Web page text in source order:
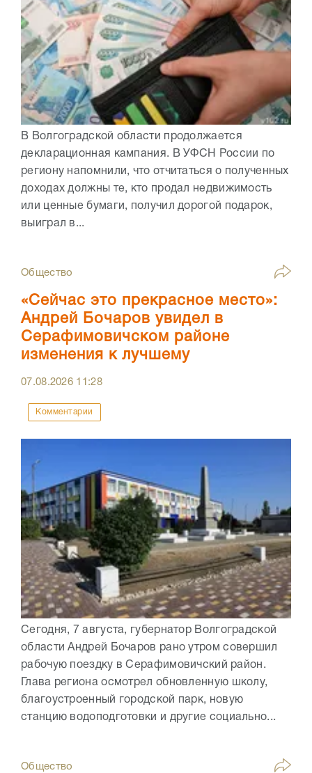
В Волгоградской области продолжается
декларационная кампания. В УФСН России по
региону напомнили, что отчитаться о полученных
доходах должны те, кто продал недвижимость
или ценные бумаги, получил дорогой подарок,
выиграл в...
Общество
«Сейчас это прекрасное место»:
Андрей Бочаров увидел в
Серафимовичском районе
изменения к лучшему
07.08.2026 11:28
Комментарии
Сегодня, 7 августа, губернатор Волгоградской
области Андрей Бочаров рано утром совершил
рабочую поездку в Серафимовичский район.
Глава региона осмотрел обновленную школу,
благоустроенный городской парк, новую
станцию водоподготовки и другие социально...
Общество